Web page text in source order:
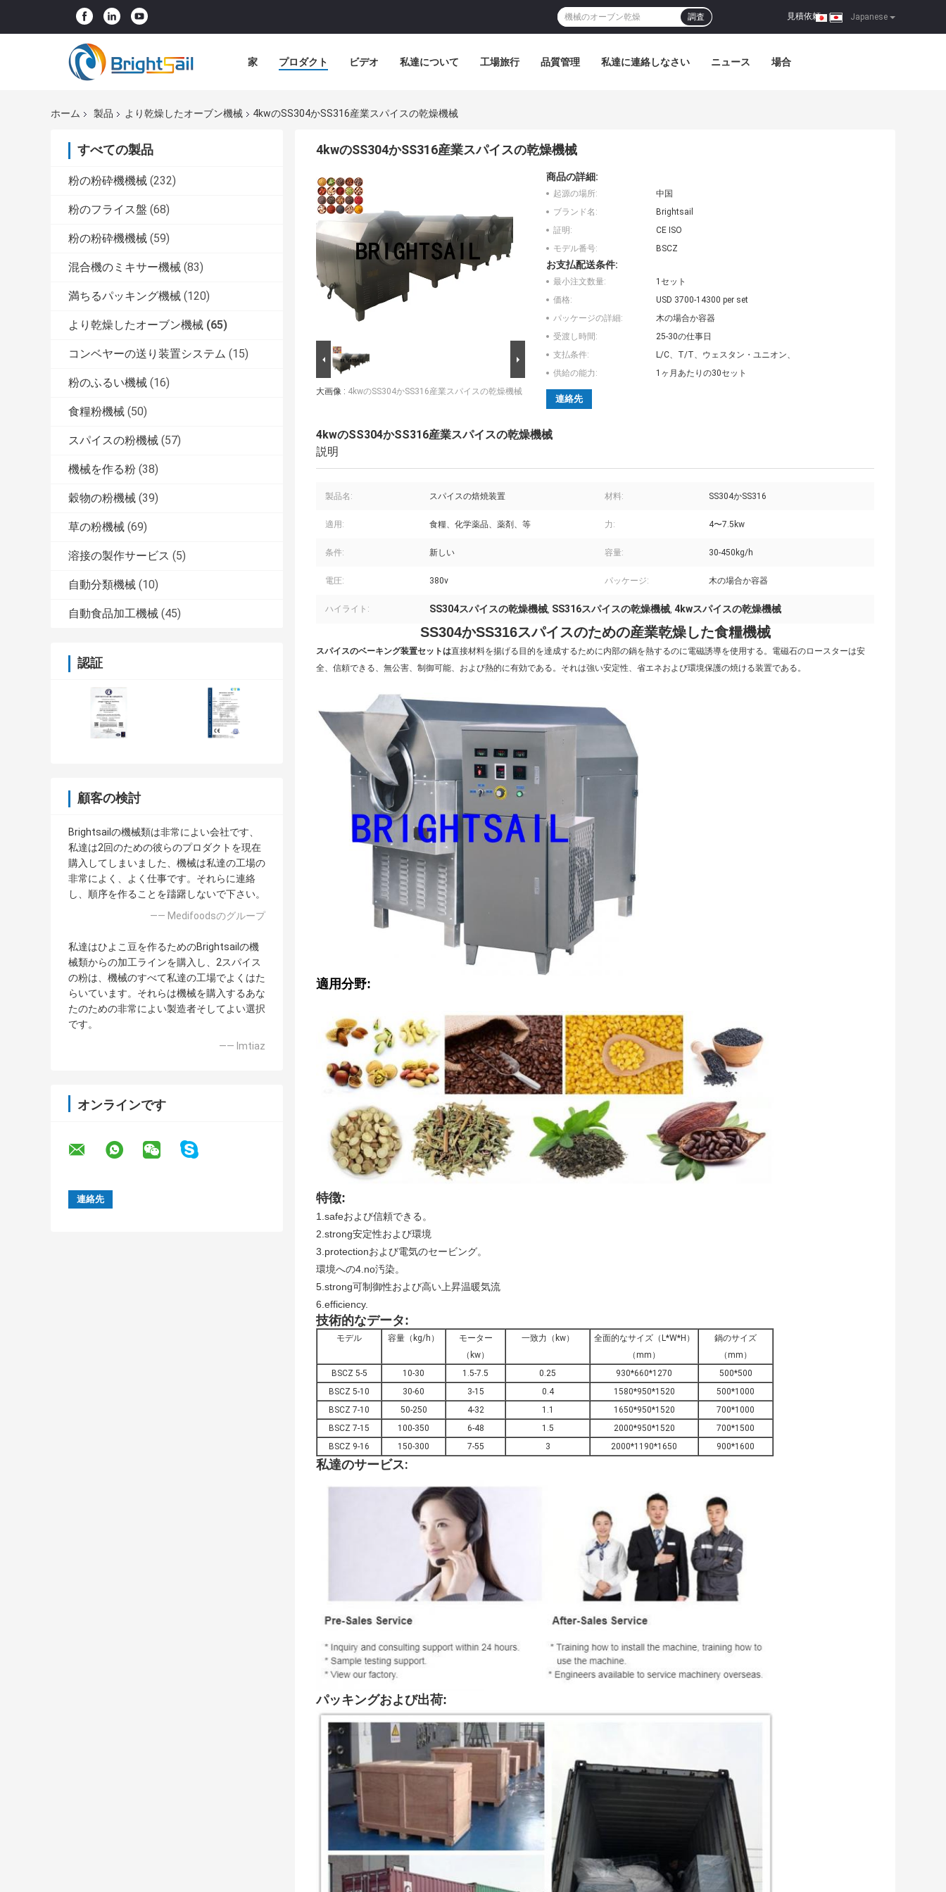
Japanese
見積依頼 |
調査
家 プロダクト ビデオ 私達について 工場旅行 品質管理 私達に連絡しなさい ニュース 場合
ホーム 製品 より乾燥したオーブン機械 4kwのSS304かSS316産業スパイスの乾燥機械
すべての製品
粉の粉砕機機械 (232)
粉のフライス盤 (68)
粉の粉砕機機械 (59)
混合機のミキサー機械 (83)
満ちるパッキング機械 (120)
より乾燥したオーブン機械 (65)
コンベヤーの送り装置システム (15)
粉のふるい機械 (16)
食糧粉機械 (50)
スパイスの粉機械 (57)
機械を作る粉 (38)
穀物の粉機械 (39)
草の粉機械 (69)
溶接の製作サービス (5)
自動分類機械 (10)
自動食品加工機械 (45)
認証
顧客の検討
Brightsailの機械類は非常によい会社です、
私達は2回のための彼らのプロダクトを現在
購入してしまいました、機械は私達の工場の
非常によく、よく仕事です。それらに連絡
し、順序を作ることを躊躇しないで下さい。
—— Medifoodsのグループ
私達はひよこ豆を作るためのBrightsailの機
械類からの加工ラインを購入し、2スパイス
の粉は、機械のすべて私達の工場でよくはた
らいています。それらは機械を購入するあな
たのための非常によい製造者そしてよい選択
です。
—— Imtiaz
オンラインです
4kwのSS304かSS316産業スパイスの乾燥機械
大画像 : 4kwのSS304かSS316産業スパイスの乾燥機械
商品の詳細:
起源の場所:
中国
ブランド名:
Brightsail
証明:
CE ISO
モデル番号:
BSCZ
お支払配送条件:
最小注文数量:
1セット
価格:
USD 3700-14300 per set
パッケージの詳細:
木の場合か容器
受渡し時間:
25-30の仕事日
支払条件:
L/C、T/T、ウェスタン・ユニオン、
供給の能力:
1ヶ月あたりの30セット
連絡先
4kwのSS304かSS316産業スパイスの乾燥機械
説明
製品名: スパイスの焙焼装置 材料: SS304かSS316
適用: 食糧、化学薬品、薬剤、等 力: 4〜7.5kw
条件: 新しい 容量: 30-450kg/h
電圧: 380v パッケージ: 木の場合か容器
ハイライト: SS304スパイスの乾燥機械, SS316スパイスの乾燥機械, 4kwスパイスの乾燥機械
SS304かSS316スパイスのための産業乾燥した食糧機械
スパイスのベーキング装置セットは直接材料を揚げる目的を達成するために内部の鍋を熱するのに電磁誘導を使用する。電磁石のロースターは安
全、信頼できる、無公害、制御可能、および熱的に有効である。それは強い安定性、省エネおよび環境保護の焼ける装置である。
適用分野:
特徴:
1.safeおよび信頼できる。
2.strong安定性および環境
3.protectionおよび電気のセービング。
環境への4.no汚染。
5.strong可制御性および高い上昇温暖気流
6.efficiency.
技術的なデータ:
モデル 容量（kg/h）
モーター
（kw）
一致力（kw）
全面的なサイズ（L*W*H）
（mm）
鍋のサイズ
（mm）
BSCZ 5-5
10-30 1.5-7.5 0.25 930*660*1270
500*500
BSCZ 5-10
30-60 3-15 0.4 1580*950*1520
500*1000
BSCZ 7-10
50-250 4-32 1.1 1650*950*1520
700*1000
BSCZ 7-15
100-350 6-48 1.5 2000*950*1520
700*1500
BSCZ 9-16
150-300 7-55 3 2000*1190*1650 900*1600
私達のサービス:
パッキングおよび出荷: